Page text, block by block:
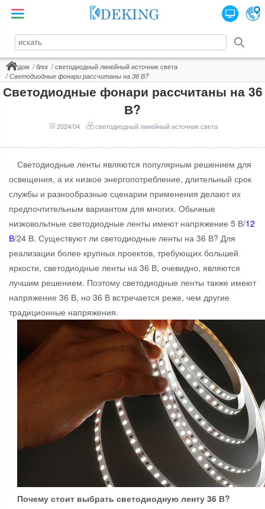
дом блог
светодиодный линейный источник света
Светодиодные фонари рассчитаны на 36 В?
Светодиодные фонари рассчитаны на 36
В?
2024/04 светодиодный линейный источник света
Светодиодные ленты являются популярным решением для
освещения, а их низкое энергопотребление, длительный срок
службы и разнообразные сценарии применения делают их
предпочтительным вариантом для многих. Обычные
низковольтные светодиодные ленты имеют напряжение 5 В/12
В/24 В. Существуют ли светодиодные ленты на 36 В? Для
реализации более крупных проектов, требующих большей
яркости, светодиодные ленты на 36 В, очевидно, являются
лучшим решением. Поэтому светодиодные ленты также имеют
напряжение 36 В, но 36 В встречается реже, чем другие
традиционные напряжения.
Почему стоит выбрать светодиодную ленту 36 В?